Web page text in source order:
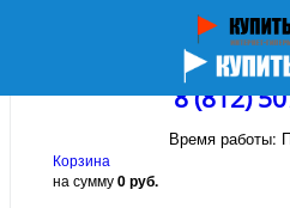
8 (812)
Время работы:
Корзина
на сумму0 руб.